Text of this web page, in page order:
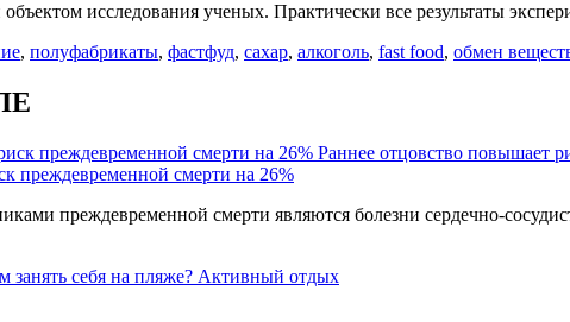
исследования ученых. Практически все результаты
, полуфабрикаты, фастфуд, сахар, алкоголь, fast food, обмен
Раннее отцовство повышает
преждевременной смерти на 26%
преждевременной смерти являются болезни сердечно-
занять себя на пляже? Активный отдых